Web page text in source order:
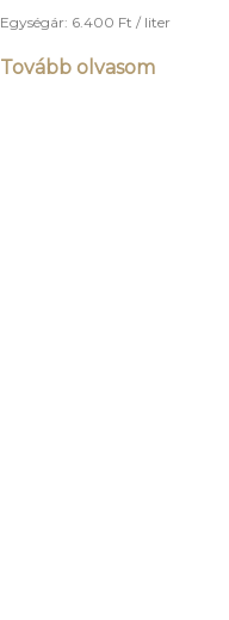
Egységár: 6.400 Ft / liter
Tovább olvasom